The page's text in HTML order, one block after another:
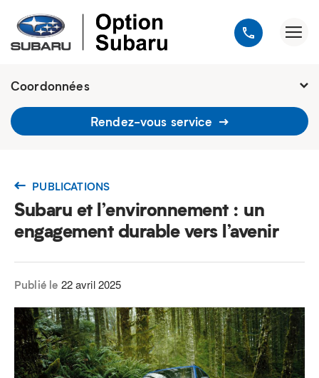
Coordonnées
1900, avenue Jules-Verne, Québec
Rendez-vous service
PUBLICATIONS
Subaru et l’environnement : un
engagement durable vers l’avenir
Publié le 22 avril 2025